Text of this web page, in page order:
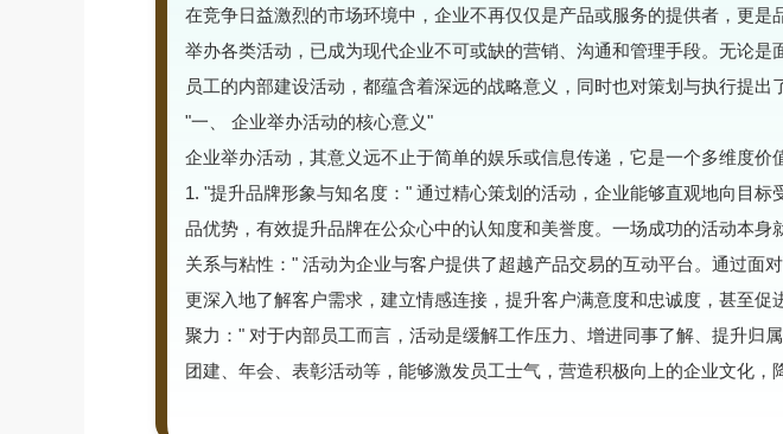
在竞争日益激烈的市场环境中，企业不再仅仅是产品或服务的提供者，更是
举办各类活动，已成为现代企业不可或缺的营销、沟通和管理手段。无论是
员工的内部建设活动，都蕴含着深远的战略意义，同时也对策划与执行提出
"一、 企业举办活动的核心意义"
企业举办活动，其意义远不止于简单的娱乐或信息传递，它是一个多维度价
1. "提升品牌形象与知名度：" 通过精心策划的活动，企业能够直观地向目
品优势，有效提升品牌在公众心中的认知度和美誉度。一场成功的活动本身
关系与粘性：" 活动为企业与客户提供了超越产品交易的互动平台。通过面
更深入地了解客户需求，建立情感连接，提升客户满意度和忠诚度，甚至促
聚力：" 对于内部员工而言，活动是缓解工作压力、增进同事了解、提升归
团建、年会、表彰活动等，能够激发员工士气，营造积极向上的企业文化，